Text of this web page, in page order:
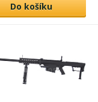
Do košíku